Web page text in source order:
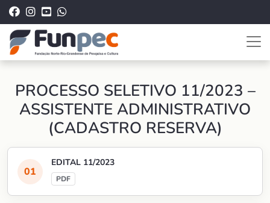
PROCESSO SELETIVO 11/2023 –
ASSISTENTE ADMINISTRATIVO
(CADASTRO RESERVA)
EDITAL 11/2023